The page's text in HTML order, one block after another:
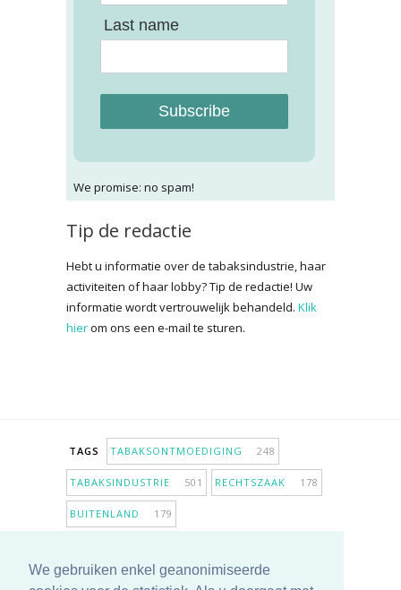
We gebruiken enkel geanonimiseerde
Last name
Subscribe
We promise: no spam!
Tip de redactie
Hebt u informatie over de tabaksindustrie, haar
activiteiten of haar lobby? Tip de redactie! Uw
informatie wordt vertrouwelijk behandeld. Klik
hierom ons een e-mail te sturen.
TAGS TABAKSONTMOEDIGING 248
TABAKSINDUSTRIE 501 RECHTSZAAK 178
BUITENLAND 179
ANTIROOKBELEID306 ONDERZOEK